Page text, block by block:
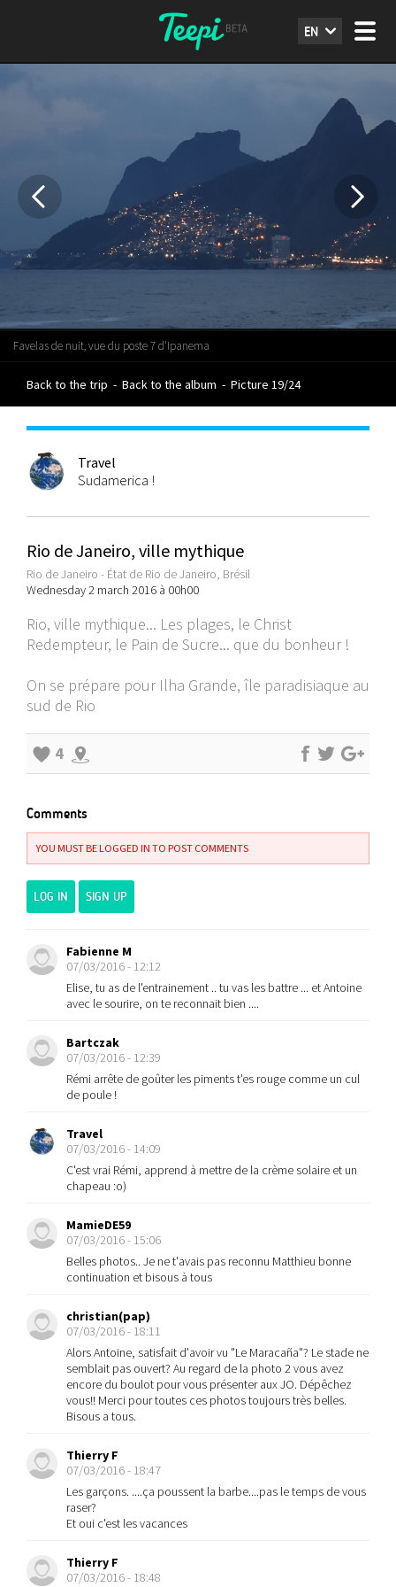
EN
Favelas de nuit, vue du poste 7 d'Ipanema
Back to the trip - Back to the album - Picture 19/24
Travel
Sudamerica !
Rio de Janeiro, ville mythique
Rio de Janeiro - État de Rio de Janeiro, Brésil
Wednesday 2 march 2016 à 00h00
Rio, ville mythique... Les plages, le Christ
Redempteur, le Pain de Sucre... que du bonheur !
On se prépare pour Ilha Grande, île paradisiaque au
sud de Rio
4
Comments
YOU MUST BE LOGGED IN TO POST COMMENTS
LOG IN SIGN UP
Fabienne M
07/03/2016 - 12:12
Elise, tu as de l'entrainement .. tu vas les battre ... et Antoine
avec le sourire, on te reconnait bien ....
Bartczak
07/03/2016 - 12:39
Rémi arrête de goûter les piments t'es rouge comme un cul
de poule !
Travel
07/03/2016 - 14:09
C'est vrai Rémi, apprend à mettre de la crème solaire et un
chapeau :o)
MamieDE59
07/03/2016 - 15:06
Belles photos.. Je ne t'avais pas reconnu Matthieu bonne
continuation et bisous à tous
christian(pap)
07/03/2016 - 18:11
Alors Antoine, satisfait d'avoir vu "Le Maracaña"? Le stade ne
semblait pas ouvert? Au regard de la photo 2 vous avez
encore du boulot pour vous présenter aux JO. Dépêchez
vous!! Merci pour toutes ces photos toujours très belles.
Bisous a tous.
Thierry F
07/03/2016 - 18:47
Les garçons. ....ça poussent la barbe....pas le temps de vous
raser?
Et oui c'est les vacances
Thierry F
07/03/2016 - 18:48